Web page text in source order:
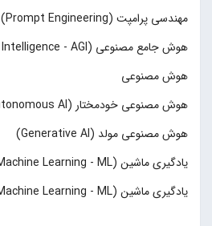
مهندسی پرامپت (Prompt Engineering)
هوش جامع مصنوعی (Artificial General Intelligence - AGI)
هوش مصنوعی
هوش مصنوعی خودمختار (Autonomous AI)
هوش مصنوعی مولد (Generative AI)
یادگیری ماشین (Machine Learning - ML)
یادگیری ماشین (Machine Learning - ML)